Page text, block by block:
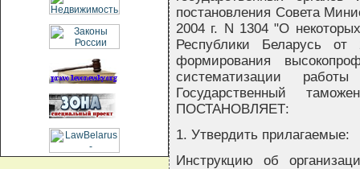
постановления Совета
2004 г. N 1304 "О
Республики Беларусь
формирования
систематизации
Государственный
ПОСТАНОВЛЯЕТ:
1. Утвердить прилагаемые:
Инструкцию об